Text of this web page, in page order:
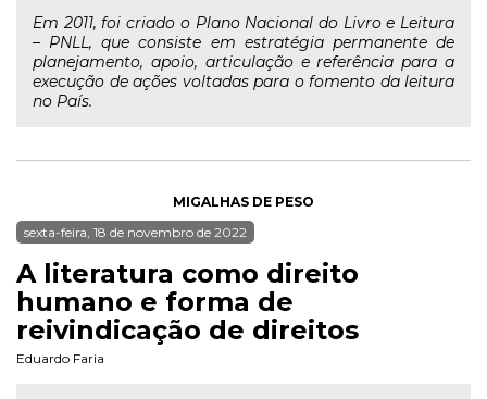
Em 2011, foi criado o Plano Nacional do Livro e Leitura
– PNLL, que consiste em estratégia permanente de
planejamento, apoio, articulação e referência para a
execução de ações voltadas para o fomento da leitura
no País.
MIGALHAS DE PESO
sexta-feira, 18 de novembro de 2022
A literatura como direito
humano e forma de
reivindicação de direitos
Eduardo Faria